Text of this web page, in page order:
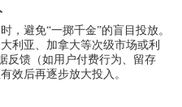
，避免“一掷千金”的盲目投放。
利亚、加拿大等次级市场或利
反馈（如用户付费行为、留存
效后再逐步放大投入。